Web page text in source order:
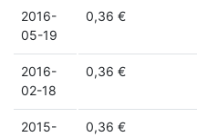
2016-
05-19
0,36 €
2016-
02-18
0,36 €
2015-
0,36 €